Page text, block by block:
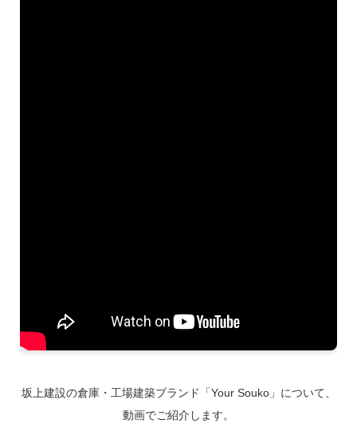
坂上建設の倉庫・工場建築ブランド「Your Souko」について、
動画でご紹介します。